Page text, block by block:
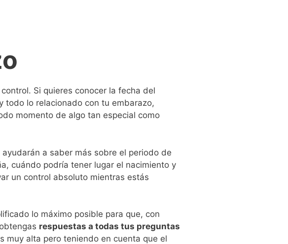
Si quieres conocer la fecha del
todo lo relacionado con tu embarazo,
momento de algo tan especial como
ayudarán a saber más sobre el periodo de
cuándo podría tener lugar el nacimiento y
un control absoluto mientras estás
lo máximo posible para que, con
respuestas a todas tus preguntas
muy alta pero teniendo en cuenta que el